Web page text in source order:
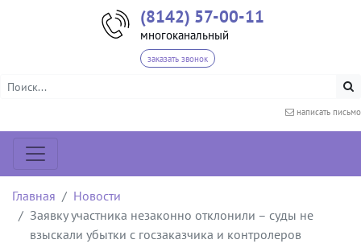
(8142) 57-00-11
многоканальный
заказать звонок
написать письмо
Главная
Новости
Заявку участника незаконно отклонили – суды не
взыскали убытки с госзаказчика и контролеров